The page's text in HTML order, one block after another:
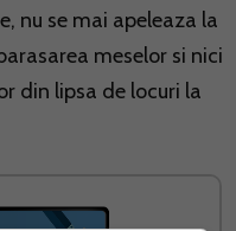
nu se mai apeleaza la
meselor si nici
din lipsa de locuri la